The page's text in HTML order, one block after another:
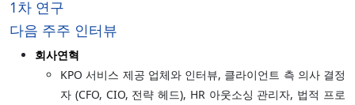
1차 연구
다음 주주 인터뷰
회사연혁
KPO 서비스 제공 업체와 인터뷰, 클라이언트 측 의사 결정
자 (CFO, CIO, 전략 헤드), HR 아웃소싱 관리자, 법적 프로